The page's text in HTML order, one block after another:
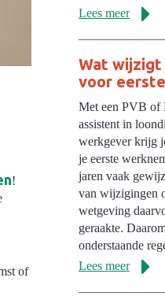
!
of
Lees meer
Wat wijzigt
voor
Met een PVB of
assistent in
werkgever krijg
je eerste
jaren vaak
van wijzigingen
wetgeving
geraakte.
onderstaande
Lees meer